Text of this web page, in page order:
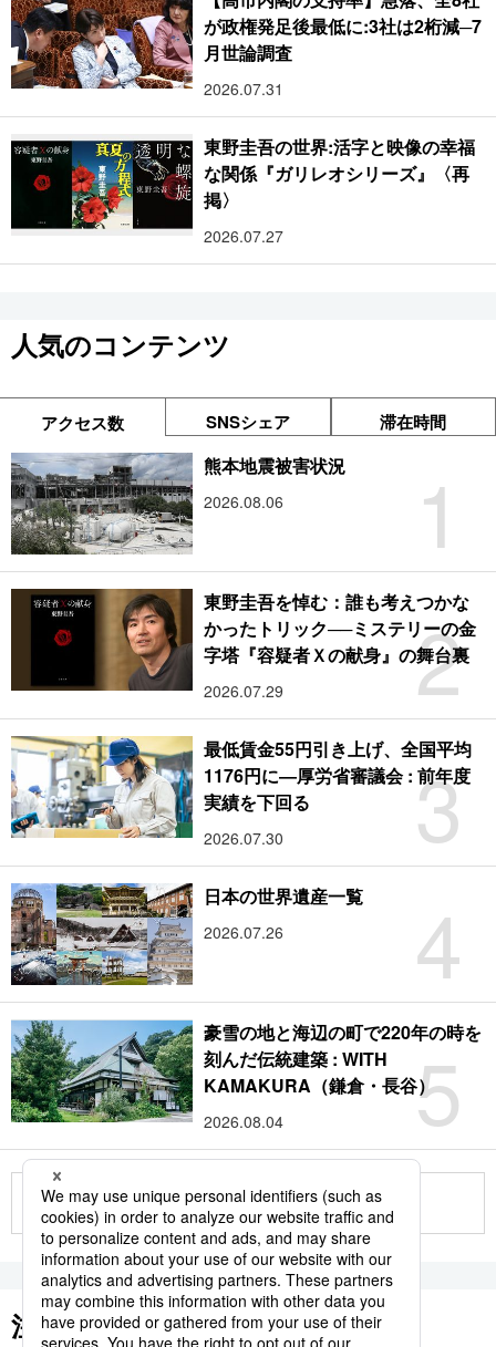
が政権発足後最低に:3社は2桁減─7
月世論調査
2026.07.31
東野圭吾の世界:活字と映像の幸福
な関係『ガリレオシリーズ』〈再
掲〉
2026.07.27
人気のコンテンツ
アクセス数 SNSシェア 滞在時間
1
熊本地震被害状況
2026.08.06
2
東野圭吾を悼む：誰も考えつかな
かったトリック──ミステリーの金
字塔『容疑者Ｘの献身』の舞台裏
2026.07.29
3
最低賃金55円引き上げ、全国平均
1176円に―厚労省審議会 : 前年度
実績を下回る
2026.07.30
4
日本の世界遺産一覧
2026.07.26
5
豪雪の地と海辺の町で220年の時を
刻んだ伝統建築 : WITH
KAMAKURA（鎌倉・長谷）
2026.08.04
もっと見る
注目のキーワード